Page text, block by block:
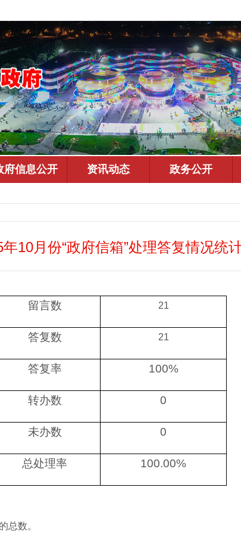
年10月份“政府信箱”处理答复情况统
留言数 21
答复数 21
答复率 100%
转办数 0
未办数 0
总处理率 100.00%
总数。